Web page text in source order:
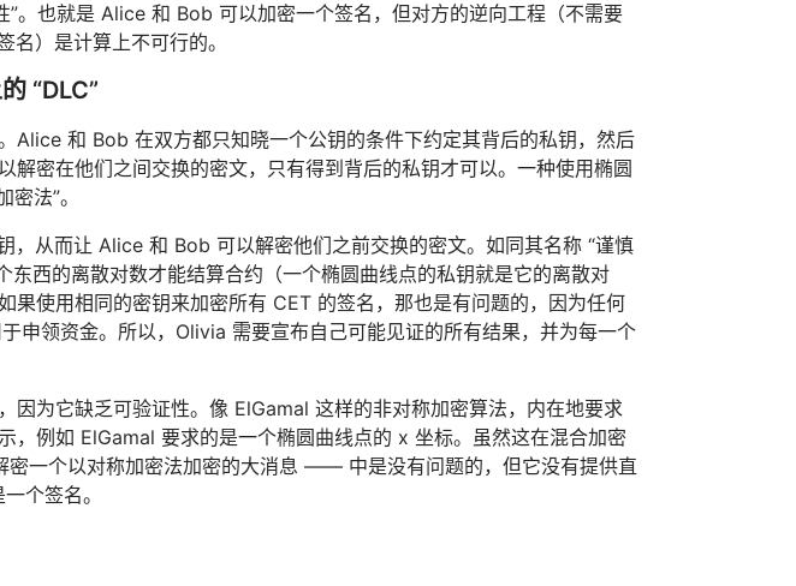
。也就是 Alice 和 Bob 可以加密一个签名，但对方的逆向工程（不需要
）是计算上不可行的。
“DLC”
Alice 和 Bob 在双方都只知晓一个公钥的条件下约定其背后的私钥，然后
解密在他们之间交换的密文，只有得到背后的私钥才可以。一种使用椭圆
法”。
，从而让 Alice 和 Bob 可以解密他们之前交换的密文。如同其名称 “谨慎
西的离散对数才能结算合约（一个椭圆曲线点的私钥就是它的离散对
果使用相同的密钥来加密所有 CET 的签名，那也是有问题的，因为任何
申领资金。所以，Olivia 需要宣布自己可能见证的所有结果，并为每一个
因为它缺乏可验证性。像 ElGamal 这样的非对称加密算法，内在地要求
，例如 ElGamal 要求的是一个椭圆曲线点的 x 坐标。虽然这在混合加密
一个以对称加密法加密的大消息 —— 中是没有问题的，但它没有提供直
个签名。